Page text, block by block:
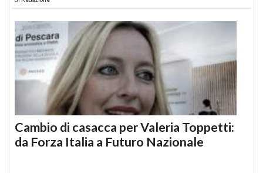
Cambio di casacca per Valeria Toppetti:
da Forza Italia a Futuro Nazionale